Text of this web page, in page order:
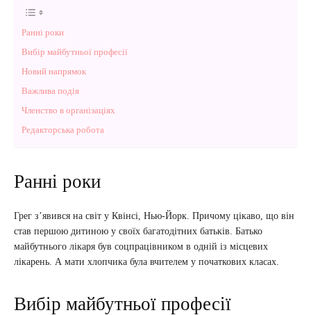
Ранні роки
Вибір майбутньої професії
Новий напрямок
Важлива подія
Членство в організаціях
Редакторська робота
Ранні роки
Грег з’явився на світ у Квінсі, Нью-Йорк. Причому цікаво, що він
став першою дитиною у своїх багатодітних батьків. Батько
майбутнього лікаря був соцпрацівником в одній із місцевих
лікарень. А мати хлопчика була вчителем у початкових класах.
Вибір майбутньої професії